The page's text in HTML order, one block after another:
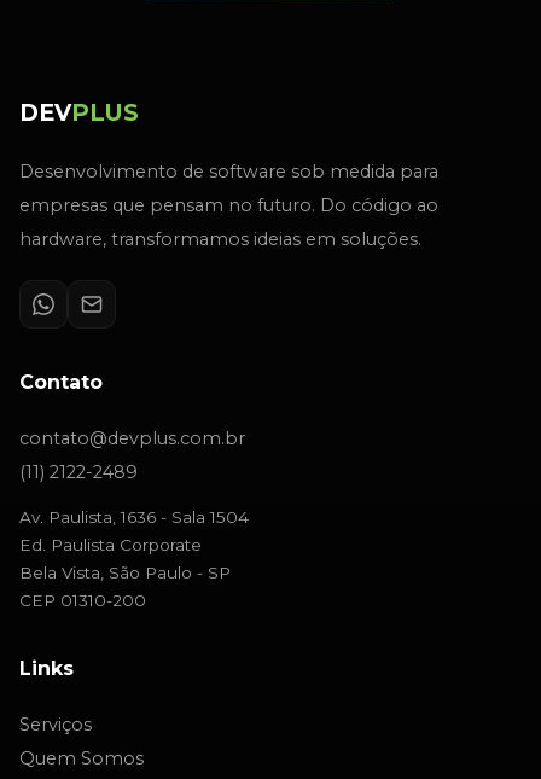
DEVPLUS
Desenvolvimento de software sob medida para
empresas que pensam no futuro. Do código ao
hardware, transformamos ideias em soluções.
Contato
contato@devplus.com.br
(11) 2122-2489
Av. Paulista, 1636 - Sala 1504
Ed. Paulista Corporate
Bela Vista, São Paulo - SP
CEP 01310-200
Links
Serviços
Quem Somos